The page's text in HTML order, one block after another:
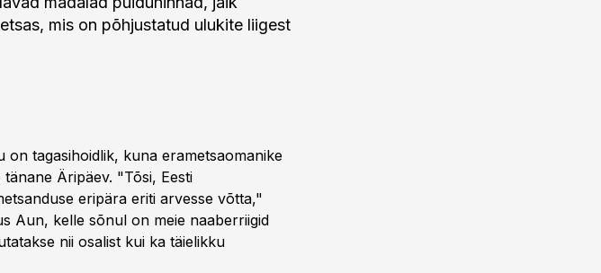
mis on põhjustatud ulukite liigest
on tagasihoidlik, kuna erametsaomanike
Äripäev. "Tõsi, Eesti
eripära eriti arvesse võtta,"
Aun, kelle sõnul on meie naaberriigid
nii osalist kui ka täielikku